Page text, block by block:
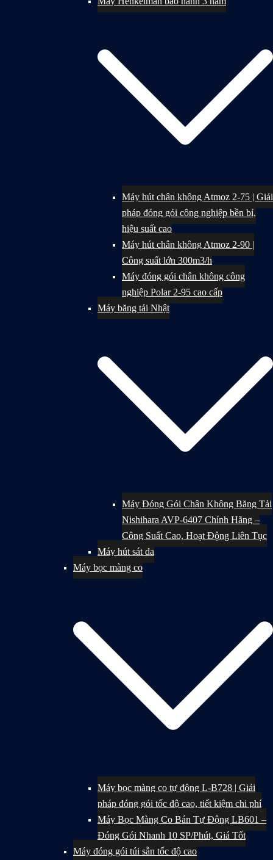
Máy hút chân không Atmoz 2-75 | Giải
pháp đóng gói công nghiệp bền bỉ,
hiệu suất cao
Máy hút chân không Atmoz 2-90 |
Công suất lớn 300m3/h
Máy đóng gói chân không công
nghiệp Polar 2-95 cao cấp
Máy băng tải Nhật
Máy Đóng Gói Chân Không Băng Tải
Nishihara AVP-6407 Chính Hãng –
Công Suất Cao, Hoạt Động Liên Tục
Máy hút sát da
Máy bọc màng co
Máy bọc màng co tự động L-B728 | Giải
pháp đóng gói tốc độ cao, tiết kiệm chi phí
Máy Bọc Màng Co Bán Tự Động LB601 –
Đóng Gói Nhanh 10 SP/Phút, Giá Tốt
Máy đóng gói túi sẵn tốc độ cao